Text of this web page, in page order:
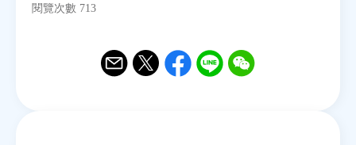
閱覽次數 713